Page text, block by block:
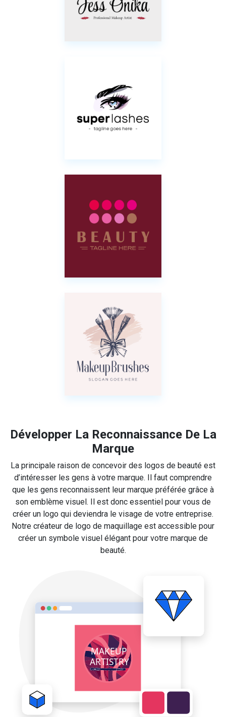
Développer La Reconnaissance De La
Marque
La principale raison de concevoir des logos de beauté est
d’intéresser les gens à votre marque. Il faut comprendre
que les gens reconnaissent leur marque préférée grâce à
son emblème visuel. Il est donc essentiel pour vous de
créer un logo qui deviendra le visage de votre entreprise.
Notre créateur de logo de maquillage est accessible pour
créer un symbole visuel élégant pour votre marque de
beauté.